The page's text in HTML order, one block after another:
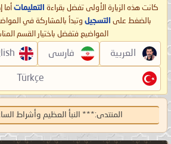
كانت هذه الزيارة الأولى تفضل بقراءة التعليمات
بالضغط على التسجيل وتبدأ بالمشاركة في
المواضيع فتفضل باختيار القسم
العربية فارسی
Türkçe
المنتدى:*** النبأ العظيم وأشراط